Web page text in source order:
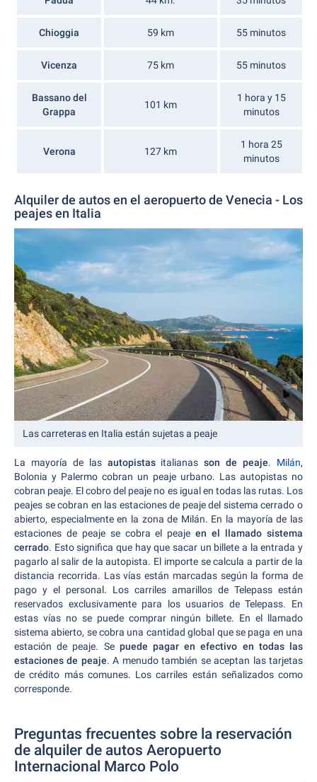
Chioggia 59 km 55 minutos
Vicenza 75 km 55 minutos
Bassano del
Grappa
101 km
1 hora y 15
minutos
Verona 127 km
1 hora 25
minutos
Alquiler de autos en el aeropuerto de Venecia - Los
peajes en Italia
Las carreteras en Italia están sujetas a peaje
La mayoría de las autopistasitalianasson de peaje. Milán,
Bolonia y Palermo cobran un peaje urbano. Las autopistas no
cobran peaje. El cobro del peaje no es igual en todas las rutas. Los
peajes se cobran en las estaciones de peaje del sistema cerrado o
abierto, especialmente en la zona de Milán. En la mayoría de las
estaciones de peaje se cobra el peajeen el llamado sistema
cerrado. Esto significa que hay que sacar un billete a la entrada y
pagarlo al salir de la autopista. El importe se calcula a partir de la
distancia recorrida. Las vías están marcadas según la forma de
pago y el personal. Los carriles amarillos de Telepass están
reservados exclusivamente para los usuarios de Telepass. En
estas vías no se puede comprar ningún billete. En el llamado
sistema abierto, se cobra una cantidad global que se paga en una
estación de peaje. Se puede pagar en efectivo en todas las
estaciones de peaje. A menudo también se aceptan las tarjetas
de crédito más comunes. Los carriles están señalizados como
corresponde.
Preguntas frecuentes sobre la reservación
de alquiler de autos Aeropuerto
Internacional Marco Polo